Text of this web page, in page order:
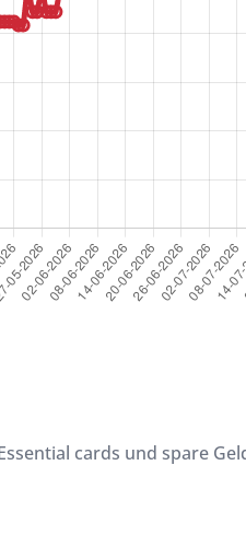
cards und spare